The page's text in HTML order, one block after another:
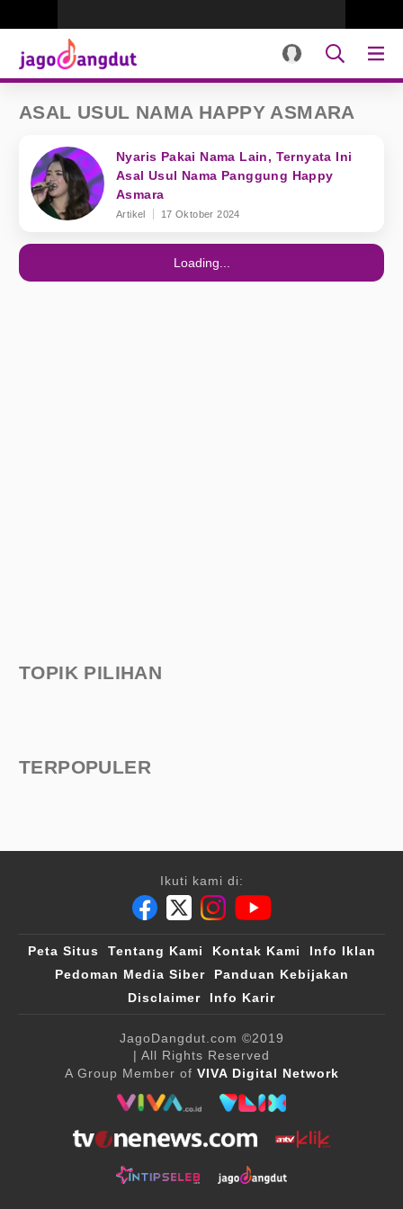
ASAL USUL NAMA HAPPY ASMARA
Nyaris Pakai Nama Lain, Ternyata Ini
Asal Usul Nama Panggung Happy
Asmara
Artikel 17 Oktober 2024
Loading...
TOPIK PILIHAN
TERPOPULER
Ikuti kami di:
Peta Situs Tentang Kami Kontak Kami
Info Iklan
Pedoman Media Siber
Panduan Kebijakan
Disclaimer
Info Karir
JagoDangdut.com ©2019
| All Rights Reserved
A Group Member of VIVA Digital Network